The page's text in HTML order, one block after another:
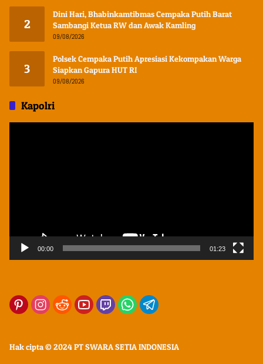
2
Dini Hari, Bhabinkamtibmas Cempaka Putih Barat
Sambangi Ketua RW dan Awak Kamling
09/08/2026
3
Polsek Cempaka Putih Apresiasi Kekompakan Warga
Siapkan Gapura HUT RI
09/08/2026
Kapolri
00:00 01:23
Hak cipta © 2024 PT SWARA SETIA INDONESIA